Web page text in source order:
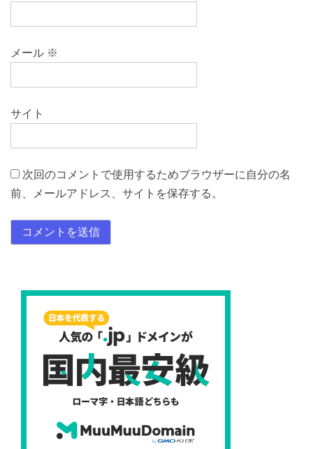
メール ※
サイト
次回のコメントで使用するためブラウザーに自分の名
前、メールアドレス、サイトを保存する。